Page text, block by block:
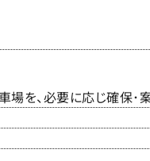
を、必要に応じ確保･